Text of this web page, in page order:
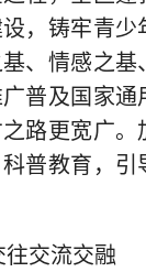
，铸牢青少
、情感之基
普及国家通
路更宽广。
普教育，引
交流交融